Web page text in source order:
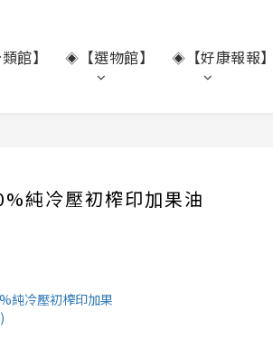
類館】 ◈ 【選物館】 ◈ 【好康報報】
純冷壓初榨印加果油